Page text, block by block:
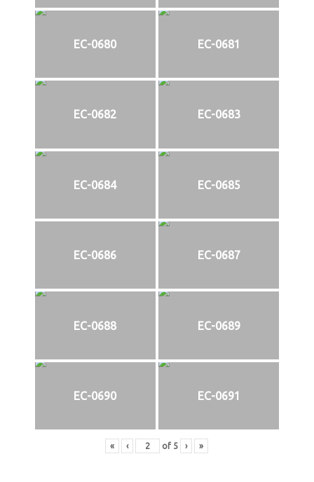
EC-0680 EC-0681
EC-0682 EC-0683
EC-0684 EC-0685
EC-0686 EC-0687
EC-0688 EC-0689
EC-0690 EC-0691
« ‹ of 5 › »